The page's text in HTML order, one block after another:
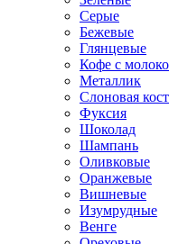
Серые
Бежевые
Глянцевые
Кофе с
Металлик
Слоновая
Фуксия
Шоколад
Шампань
Оливковые
Оранжевые
Вишневые
Изумрудные
Венге